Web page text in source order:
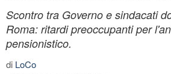
Scontro tra Governo e sindacati
Roma: ritardi preoccupanti per
pensionistico.
di LoCo